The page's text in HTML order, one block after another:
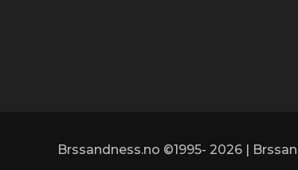
Brssandness.no ©1995- 2026 |